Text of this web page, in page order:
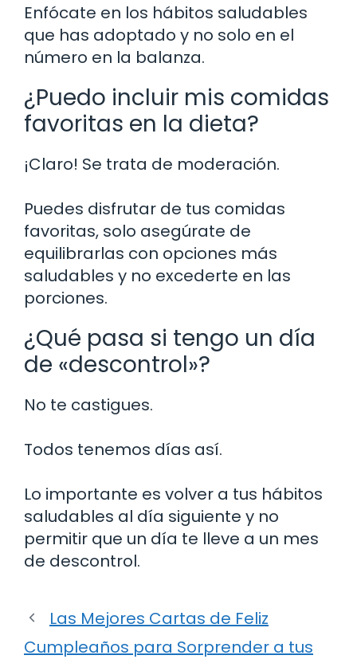
Enfócate en los hábitos saludables
que has adoptado y no solo en el
número en la balanza.
¿Puedo incluir mis comidas
favoritas en la dieta?
¡Claro! Se trata de moderación.
Puedes disfrutar de tus comidas
favoritas, solo asegúrate de
equilibrarlas con opciones más
saludables y no excederte en las
porciones.
¿Qué pasa si tengo un día
de «descontrol»?
No te castigues.
Todos tenemos días así.
Lo importante es volver a tus hábitos
saludables al día siguiente y no
permitir que un día te lleve a un mes
de descontrol.
Las Mejores Cartas de Feliz
Cumpleaños para Sorprender a tus